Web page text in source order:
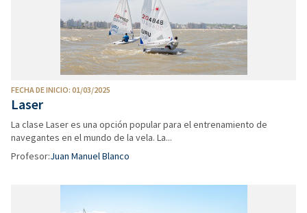
FECHA DE INICIO: 01/03/2025
Laser
La clase Laser es una opción popular para el entrenamiento de
navegantes en el mundo de la vela. La...
Profesor:Juan Manuel Blanco